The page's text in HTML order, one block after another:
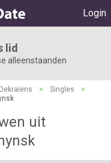
Login
lid
alleenstaanden
> Singles
>
uit